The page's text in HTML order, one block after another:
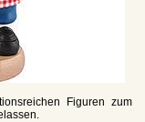
Figuren zum